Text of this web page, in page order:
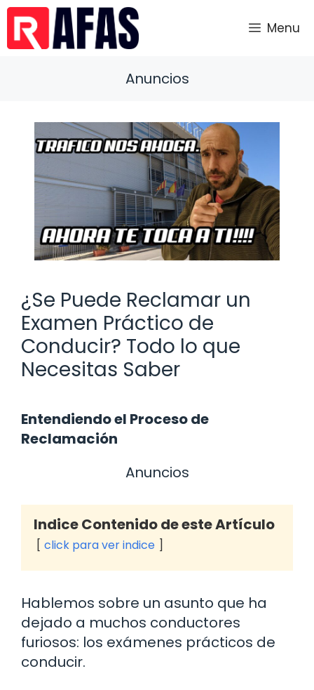
Saltar
contenido
Menu
Anuncios
¿Se Puede Reclamar un
Examen Práctico de
Conducir? Todo lo que
Necesitas Saber
Entendiendo el Proceso de
Reclamación
Anuncios
Indice Contenido de este Artículo
click para ver indice
Hablemos sobre un asunto que ha
dejado a muchos conductores
furiosos: los exámenes prácticos de
conducir.